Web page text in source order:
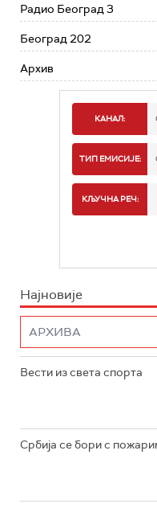
Радио Београд 3
Београд 202
Архив
КАНАЛ:
ТИП ЕМИСИЈЕ:
КЉУЧНА РЕЧ:
Најновије
Вести из света спорта
Србија се бори с